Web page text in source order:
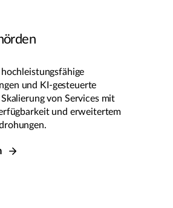
und KI-gesteuerte
von Services mit
und erweitertem